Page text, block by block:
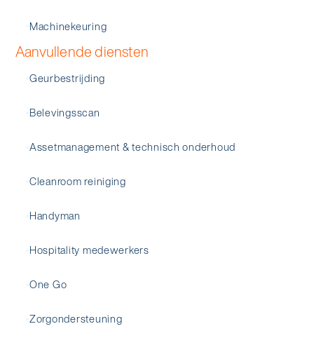
Machinekeuring
Aanvullende diensten
Geurbestrijding
Belevingsscan
Assetmanagement & technisch onderhoud
Cleanroom reiniging
Handyman
Hospitality medewerkers
One Go
Zorgondersteuning